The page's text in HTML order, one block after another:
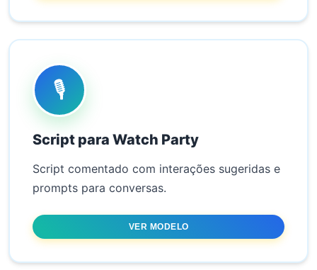
🎙️
Script para Watch Party
Script comentado com interações sugeridas e
prompts para conversas.
VER MODELO